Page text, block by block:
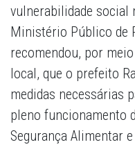
vulnerabilidade social
Ministério Público de
recomendou, por
local, que o prefeito
medidas necessárias
pleno funcionamento
Segurança Alimentar